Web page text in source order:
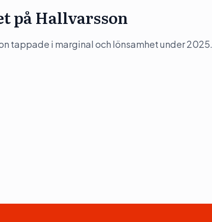
på Hallvarsson
tappade i marginal och lönsamhet under 2025.